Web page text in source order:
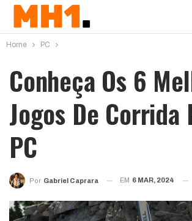
Home PC
Conheça Os 6
Jogos De Corrida
PC
Por Gabriel Caprara EM 6 MAR, 2024